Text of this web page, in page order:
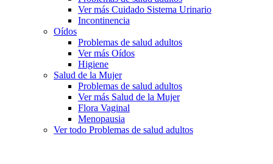
Ver más Cuidado Sistema Urinario
Incontinencia
Oídos
Problemas de salud adultos
Ver más Oídos
Higiene
Salud de la Mujer
Problemas de salud adultos
Ver más Salud de la Mujer
Flora Vaginal
Menopausia
Ver todo Problemas de salud adultos